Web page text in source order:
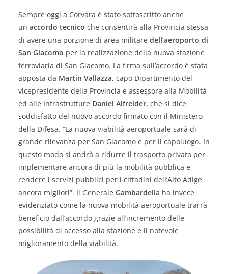
Sempre oggi a Corvara è stato sottoscritto anche
un accordo tecnico che consentirà alla Provincia stessa
di avere una porzione di area militare dell’aeroporto di
San Giacomo per la realizzazione della nuova stazione
ferroviaria di San Giacomo. La firma sull’accordo è stata
apposta da Martin Vallazza, capo Dipartimento del
vicepresidente della Provincia e assessore alla Mobilità
ed alle Infrastrutture Daniel Alfreider, che si dice
soddisfatto del nuovo accordo firmato con il Ministero
della Difesa. “La nuova viabilità aeroportuale sarà di
grande rilevanza per San Giacomo e per il capoluogo. In
questo modo si andrà a ridurre il trasporto privato per
implementare ancora di più la mobilità pubblica e
rendere i servizi pubblici per i cittadini dell’Alto Adige
ancora migliori”. Il Generale Gambardella ha invece
evidenziato come la nuova mobilità aeroportuale trarrà
beneficio dall’accordo grazie all’incremento delle
possibilità di accesso alla stazione e il notevole
miglioramento della viabilità.